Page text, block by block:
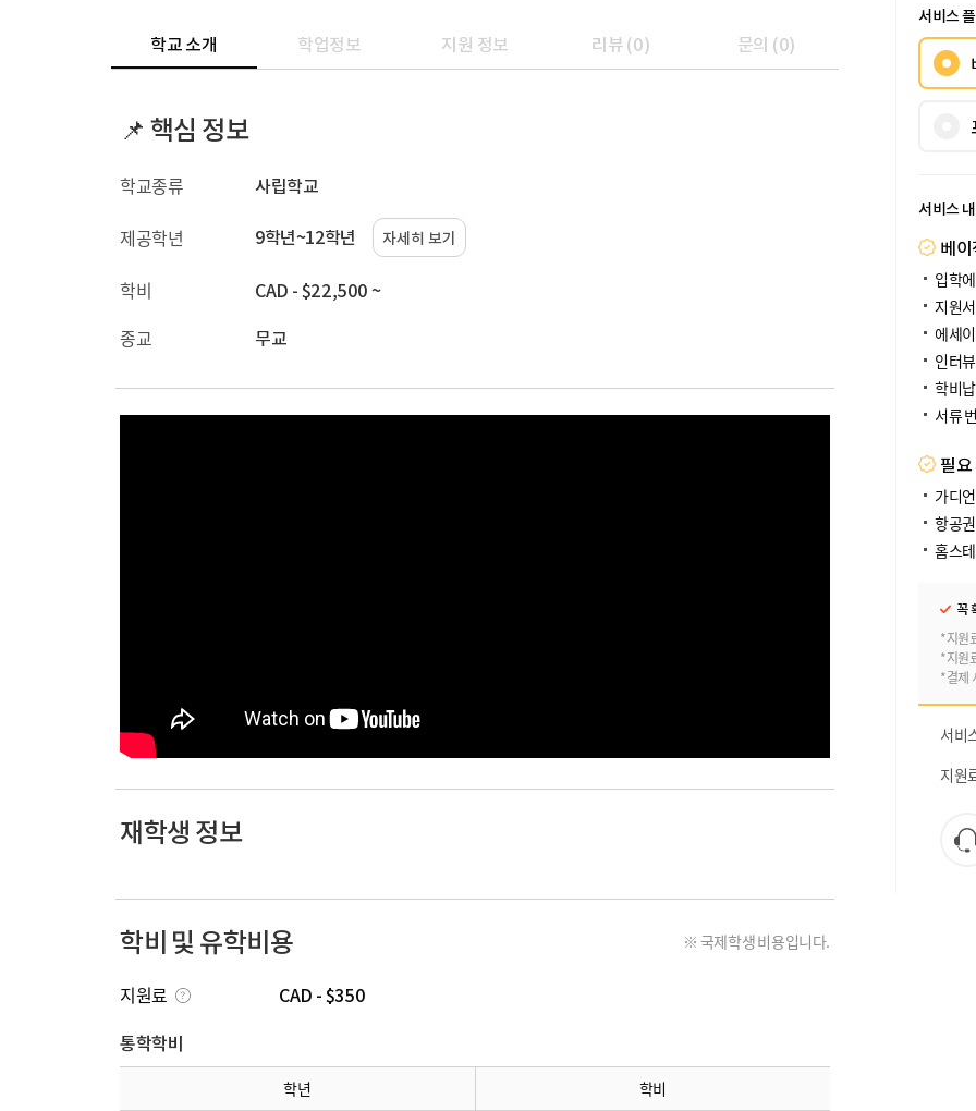
학교 소개 학업정보 지원 정보 리뷰(0) 문의 (0)
📌 핵심 정보
학교종류
사립학교
제공학년
9학년~12학년 자세히 보기
학비
CAD - $22,500 ~
종교
무교
재학생 정보
학비 및 유학비용 ※ 국제학생 비용입니다.
지원료
CAD - $350
통학학비
학년
학비
서비스
서비스
베
입학
지원
에세
인터
학비
서류
필
가디
항공
홈스
꼭
*지원
*지원
*결제
서비
지원